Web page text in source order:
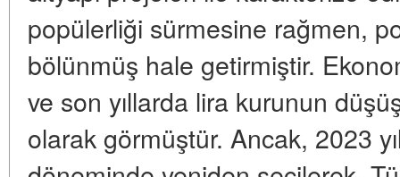
popülerliği sürmesine rağmen,
bölünmüş hale getirmiştir.
ve son yıllarda lira kurunun
olarak görmüştür. Ancak, 2023